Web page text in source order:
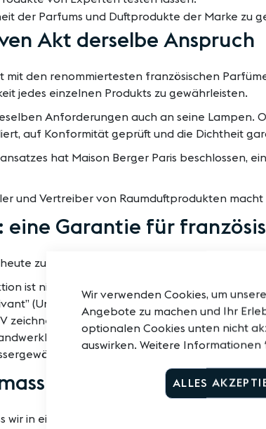
Wir verwenden Cookies, um
Angebote zu machen und Ihr
optionalen Cookies unten nicht
auswirken. Weitere Informationen
ALLES
der Parfums und Duftprodukte der Marke zu
Akt derselbe Anspruch
mit den renommiertesten französischen
jedes einzelnen Produkts zu gewährleisten.
Anforderungen auch an seine
auf Konformität geprüft und die Dichtheit
hat Maison Berger Paris
und Vertreiber von Raumduftprodukten
eine Garantie für
zu den zu 100% französischen
ist nicht nur eine Floskel. Es ist ein Weg,
(Unternehmen des lebendigen
zeichnet französische Unternehmen mit
und industrielles Know-how
Mission.
wir in einer Welt leben, in der alles